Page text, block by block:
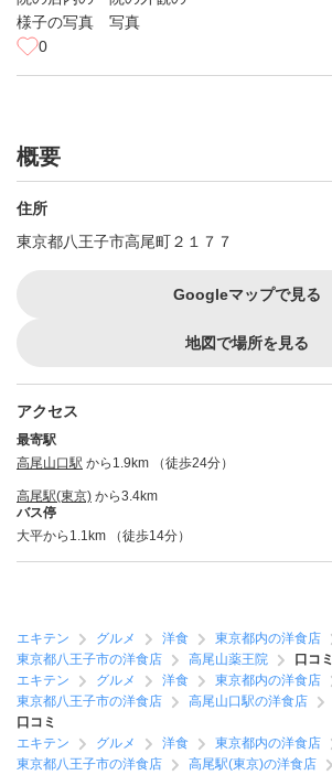
0
概要
住所
東京都八王子市高尾町２１７７
Googleマップで見る
地図で場所を見る
アクセス
最寄駅
高尾山口駅 から1.9km （徒歩24分）
高尾駅(東京) から3.4km
バス停
大平から1.1km （徒歩14分）
エキテン グルメ 洋食
東京都内の洋食店
東京都八王子市の洋食店
高尾山薬王院
口コミ
エキテン
グルメ 洋食
東京都内の洋食店
東京都八王子市の洋食店
高尾山口駅の洋食店
口コミ
エキテン
グルメ 洋食
東京都内の洋食店
東京都八王子市の洋食店
高尾駅(東京)の洋食店